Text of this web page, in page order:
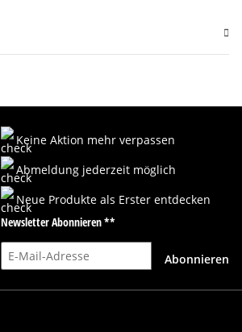
Keine Aktion mehr verpassen
Abmeldung jederzeit möglich
Neue Produkte als Erster entdecken
Newsletter Abonnieren **
E-Mail-Adresse
Abonnieren